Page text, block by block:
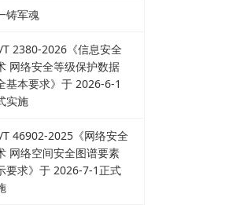
铸军魂
T 2380-2026《信息安全
网络安全等级保护数据
基本要求》于 2026-6-1
实施
T 46902-2025《网络安全
网络空间安全图谱要素
要求》于 2026-7-1正式